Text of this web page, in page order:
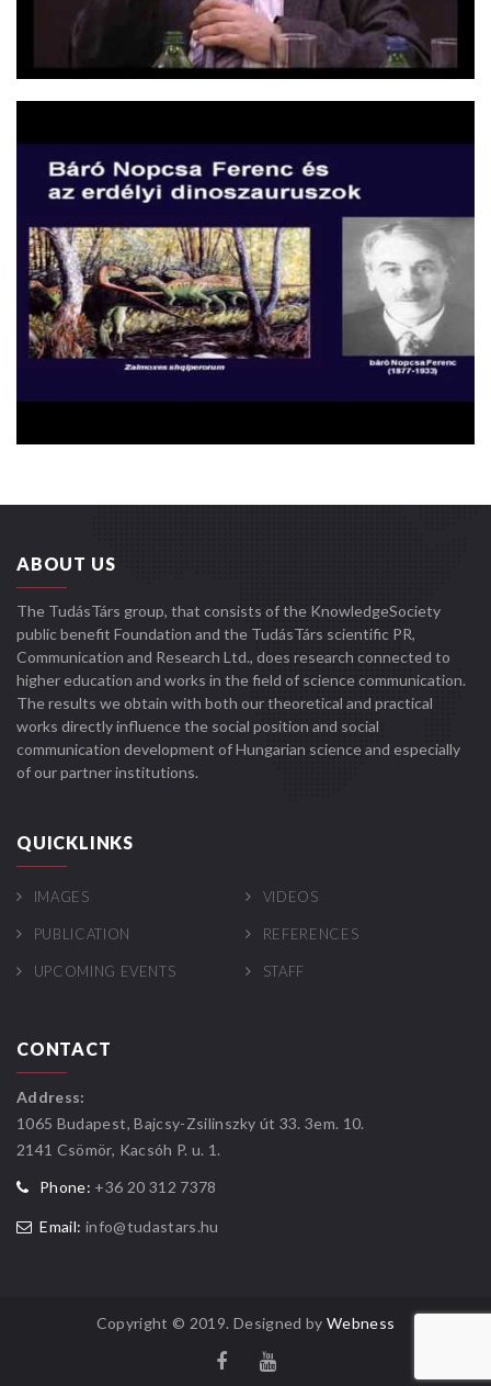
ABOUT US
The TudásTárs group, that consists of the KnowledgeSociety
public benefit Foundation and the TudásTárs scientific PR,
Communication and Research Ltd., does research connected to
higher education and works in the field of science communication.
The results we obtain with both our theoretical and practical
works directly influence the social position and social
communication development of Hungarian science and especially
of our partner institutions.
QUICKLINKS
IMAGES VIDEOS
PUBLICATION REFERENCES
UPCOMING EVENTS STAFF
CONTACT
Address:
1065 Budapest, Bajcsy-Zsilinszky út 33. 3em. 10.
2141 Csömör, Kacsóh P. u. 1.
Phone: +36 20 312 7378
Email: info@tudastars.hu
Copyright © 2019. Designed byWebness